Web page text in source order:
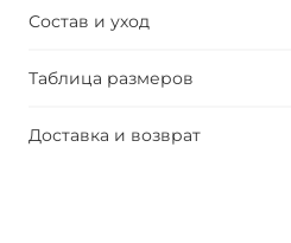
Состав и уход
Таблица размеров
Доставка и возврат